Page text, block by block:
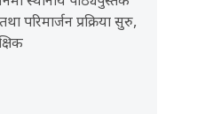
परिमार्जन प्रक्रिया सुरु,